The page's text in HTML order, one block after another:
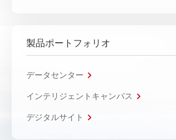
製品ポートフォリオ
データセンター
インテリジェントキャンパス
デジタルサイト